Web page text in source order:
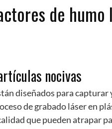
de humo
nocivas
diseñados para
de grabado láser en
que pueden atrapar